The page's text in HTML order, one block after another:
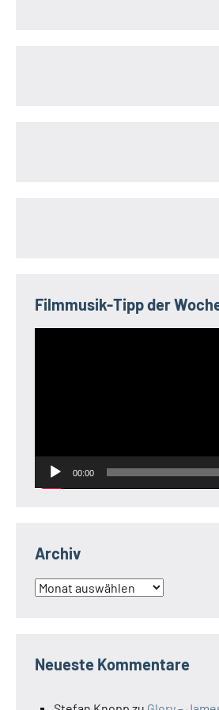
Filmmusik-Tipp der
00:00
Archiv
Archiv
Neueste Kommentare